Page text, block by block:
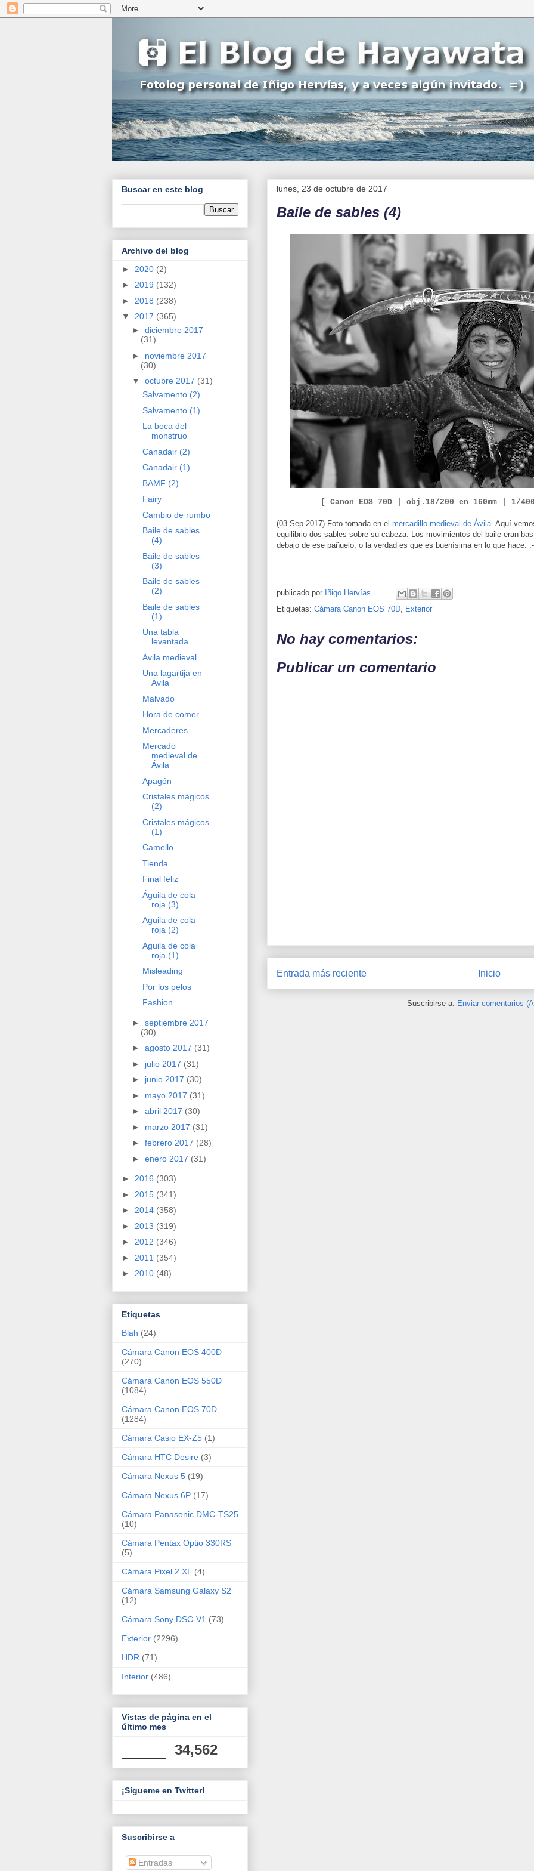
lunes, 23 de octubre de 2017
Baile de sables (4)
[ Canon EOS 70D | obj. 18/200 en 160mm | 1/40
(03-Sep-2017) Foto tomada en el mercadillo medieval de Ávila. Aquí
equilibrio dos sables sobre su cabeza. Los movimientos del baile eran
debajo de ese pañuelo, o la verdad es que es buenísima en lo que hace.
publicado por Iñigo Hervías
Etiquetas: Cámara Canon EOS 70D, Exterior
No hay comentarios:
Publicar un comentario
Entrada más reciente Inicio
Suscribirse a: Enviar comentarios
Buscar en este blog
Archivo del blog
► 2020 (2)
► 2019 (132)
► 2018 (238)
▼ 2017 (365)
► diciembre 2017
(31)
► noviembre 2017
(30)
▼ octubre 2017 (31)
Salvamento (2)
Salvamento (1)
La boca del
monstruo
Canadair (2)
Canadair (1)
BAMF (2)
Fairy
Cambio de rumbo
Baile de sables
(4)
Baile de sables
(3)
Baile de sables
(2)
Baile de sables
(1)
Una tabla
levantada
Ávila medieval
Una lagartija en
Ávila
Malvado
Hora de comer
Mercaderes
Mercado
medieval de
Ávila
Apagón
Cristales mágicos
(2)
Cristales mágicos
(1)
Camello
Tienda
Final feliz
Águila de cola
roja (3)
Aguila de cola
roja (2)
Aguila de cola
roja (1)
Misleading
Por los pelos
Fashion
► septiembre 2017
(30)
► agosto 2017 (31)
► julio 2017 (31)
► junio 2017 (30)
► mayo 2017 (31)
► abril 2017 (30)
► marzo 2017 (31)
► febrero 2017 (28)
► enero 2017 (31)
► 2016 (303)
► 2015 (341)
► 2014 (358)
► 2013 (319)
► 2012 (346)
► 2011 (354)
► 2010 (48)
Etiquetas
Blah (24)
Cámara Canon EOS 400D
(270)
Cámara Canon EOS 550D
(1084)
Cámara Canon EOS 70D
(1284)
Cámara Casio EX-Z5 (1)
Cámara HTC Desire (3)
Cámara Nexus 5 (19)
Cámara Nexus 6P (17)
Cámara Panasonic DMC-TS25
(10)
Cámara Pentax Optio 330RS
(5)
Cámara Pixel 2 XL
(4)
Cámara Samsung Galaxy S2
(12)
Cámara Sony DSC-V1 (73)
Exterior (2296)
HDR (71)
Interior (486)
Vistas de página en el
último mes
34,562
¡Sígueme en Twitter!
Suscribirse a
Entradas